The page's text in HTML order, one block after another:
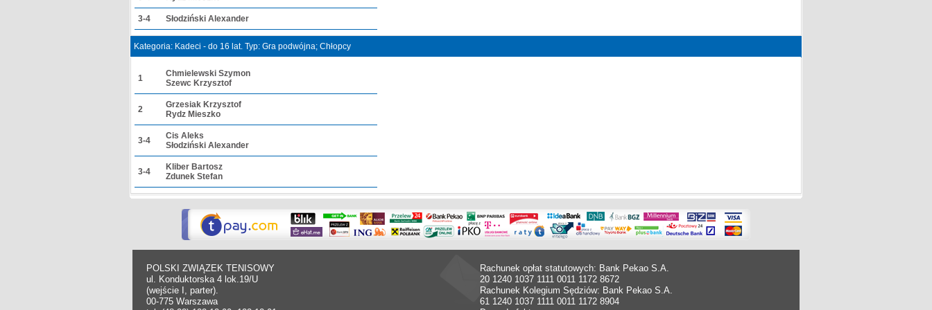
3-4 Słodziński Alexander
Kategoria: Kadeci - do 16 lat. Typ: Gra podwójna; Chłopcy
1
Chmielewski Szymon
Szewc Krzysztof
2
Grzesiak Krzysztof
Rydz Mieszko
3-4
Cis Aleks
Słodziński Alexander
3-4
Kliber Bartosz
Zdunek Stefan
POLSKI ZWIĄZEK TENISOWY
ul. Konduktorska 4 lok.19/U
(wejście I, parter).
00-775 Warszawa
Rachunek opłat statutowych: Bank Pekao S.A.
20 1240 1037 1111 0011 1172 8672
Rachunek Kolegium Sędziów: Bank Pekao S.A.
61 1240 1037 1111 0011 1172 8904